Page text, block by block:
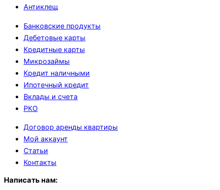
Антиклещ
Банковские продукты
Дебетовые карты
Кредитные карты
Микрозаймы
Кредит наличными
Ипотечный кредит
Вклады и счета
РКО
Договор аренды квартиры
Мой аккаунт
Статьи
Контакты
Написать нам: